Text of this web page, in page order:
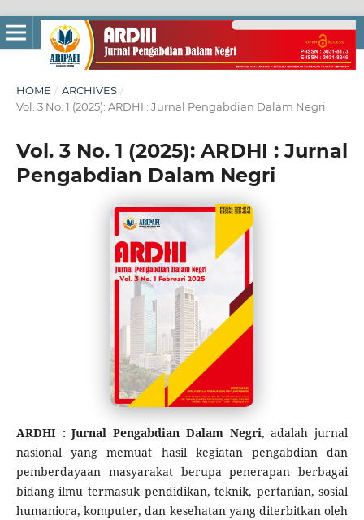
HOME / ARCHIVES /
Vol. 3 No. 1 (2025): ARDHI : Jurnal Pengabdian Dalam Negri
Vol. 3 No. 1 (2025): ARDHI : Jurnal
Pengabdian Dalam Negri
ARDHI : Jurnal Pengabdian Dalam Negri, adalah jurnal
nasional yang memuat hasil kegiatan pengabdian dan
pemberdayaan masyarakat berupa penerapan berbagai
bidang ilmu termasuk pendidikan, teknik, pertanian, sosial
humaniora, komputer, dan kesehatan yang diterbitkan oleh